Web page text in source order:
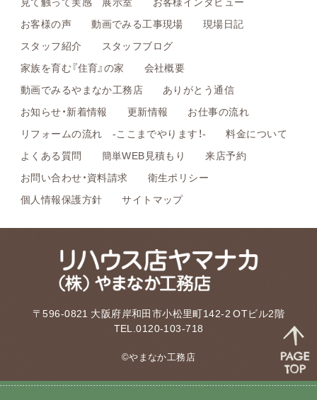
お客様の声
動画でみる工事現場
現場日記
スタッフ紹介
スタッフブログ
家族を育む『住育』の家
会社概要
動画でみるやまなか工務店
ありがとう通信
お知らせ・新着情報
更新情報
お仕事の流れ
リフォームの流れ -ここまでやります！-
料金について
よくある質問
簡単WEB見積もり
来店予約
お問い合わせ・資料請求
衛生ポリシー
個人情報保護方針
サイトマップ
〒596-0821 大阪府岸和田市小松里町142-2 OTビル2階
TEL.0120-103-718
©やまなか工務店